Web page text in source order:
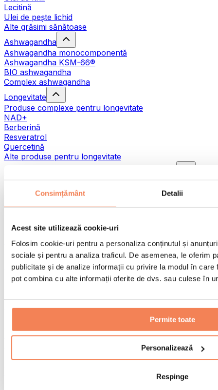
Consimțământ Detalii
Acest site utilizează cookie-uri
Folosim cookie-uri pentru a personaliza conținutul și
sociale și pentru a analiza traficul. De asemenea, le oferim
publicitate și de analize informații cu privire la modul în
pot combina cu alte informații oferite de dvs. sau culese în
Permite toate
Personalizează
Respinge
Lecitină
Ulei de pește lichid
Alte grăsimi sănătoase
Ashwagandha
Ashwagandha monocomponentă
Ashwagandha KSM-66®
BIO ashwagandha
Complex ashwagandha
Longevitate
Produse complexe pentru longevitate
NAD+
Berberină
Resveratrol
Quercetină
Alte produse pentru longevitate
Dezvoltarea masei musculare
Pentru pierderea în greutate
Pentru un somn mai bun
Păr, unghii și piele
Anti-stres
Alte suplimente
Enzime digestive
Suport hepatic
Gaming